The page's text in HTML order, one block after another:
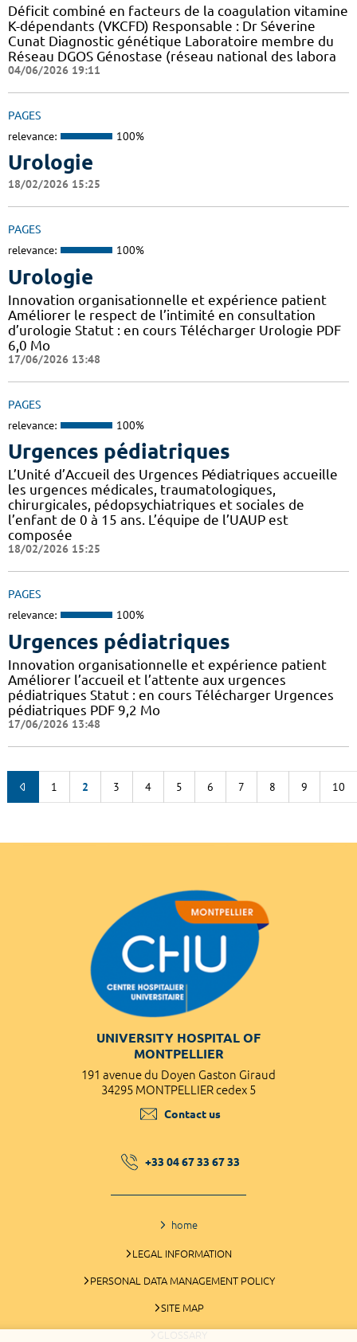
Déficit combiné en facteurs de la coagulation vitamine
K-dépendants (VKCFD) Responsable : Dr Séverine
Cunat Diagnostic génétique Laboratoire membre du
Réseau DGOS Génostase (réseau national des labora
04/06/2026 19:11
PAGES
relevance: 100%
Urologie
18/02/2026 15:25
PAGES
relevance: 100%
Urologie
Innovation organisationnelle et expérience patient
Améliorer le respect de l’intimité en consultation
d’urologie Statut : en cours Télécharger Urologie PDF
6,0 Mo
17/06/2026 13:48
PAGES
relevance: 100%
Urgences pédiatriques
L’Unité d’Accueil des Urgences Pédiatriques accueille
les urgences médicales, traumatologiques,
chirurgicales, pédopsychiatriques et sociales de
l’enfant de 0 à 15 ans. L’équipe de l’UAUP est
composée
18/02/2026 15:25
PAGES
relevance: 100%
Urgences pédiatriques
Innovation organisationnelle et expérience patient
Améliorer l’accueil et l’attente aux urgences
pédiatriques Statut : en cours Télécharger Urgences
pédiatriques PDF 9,2 Mo
17/06/2026 13:48
1 2 3 4 5 6 7 8 9 10
UNIVERSITY HOSPITAL OF
MONTPELLIER
191 avenue du Doyen Gaston Giraud
34295 MONTPELLIER cedex 5
Contact us
+33 04 67 33 67 33
home
LEGAL INFORMATION
PERSONAL DATA MANAGEMENT POLICY
SITE MAP
GLOSSARY